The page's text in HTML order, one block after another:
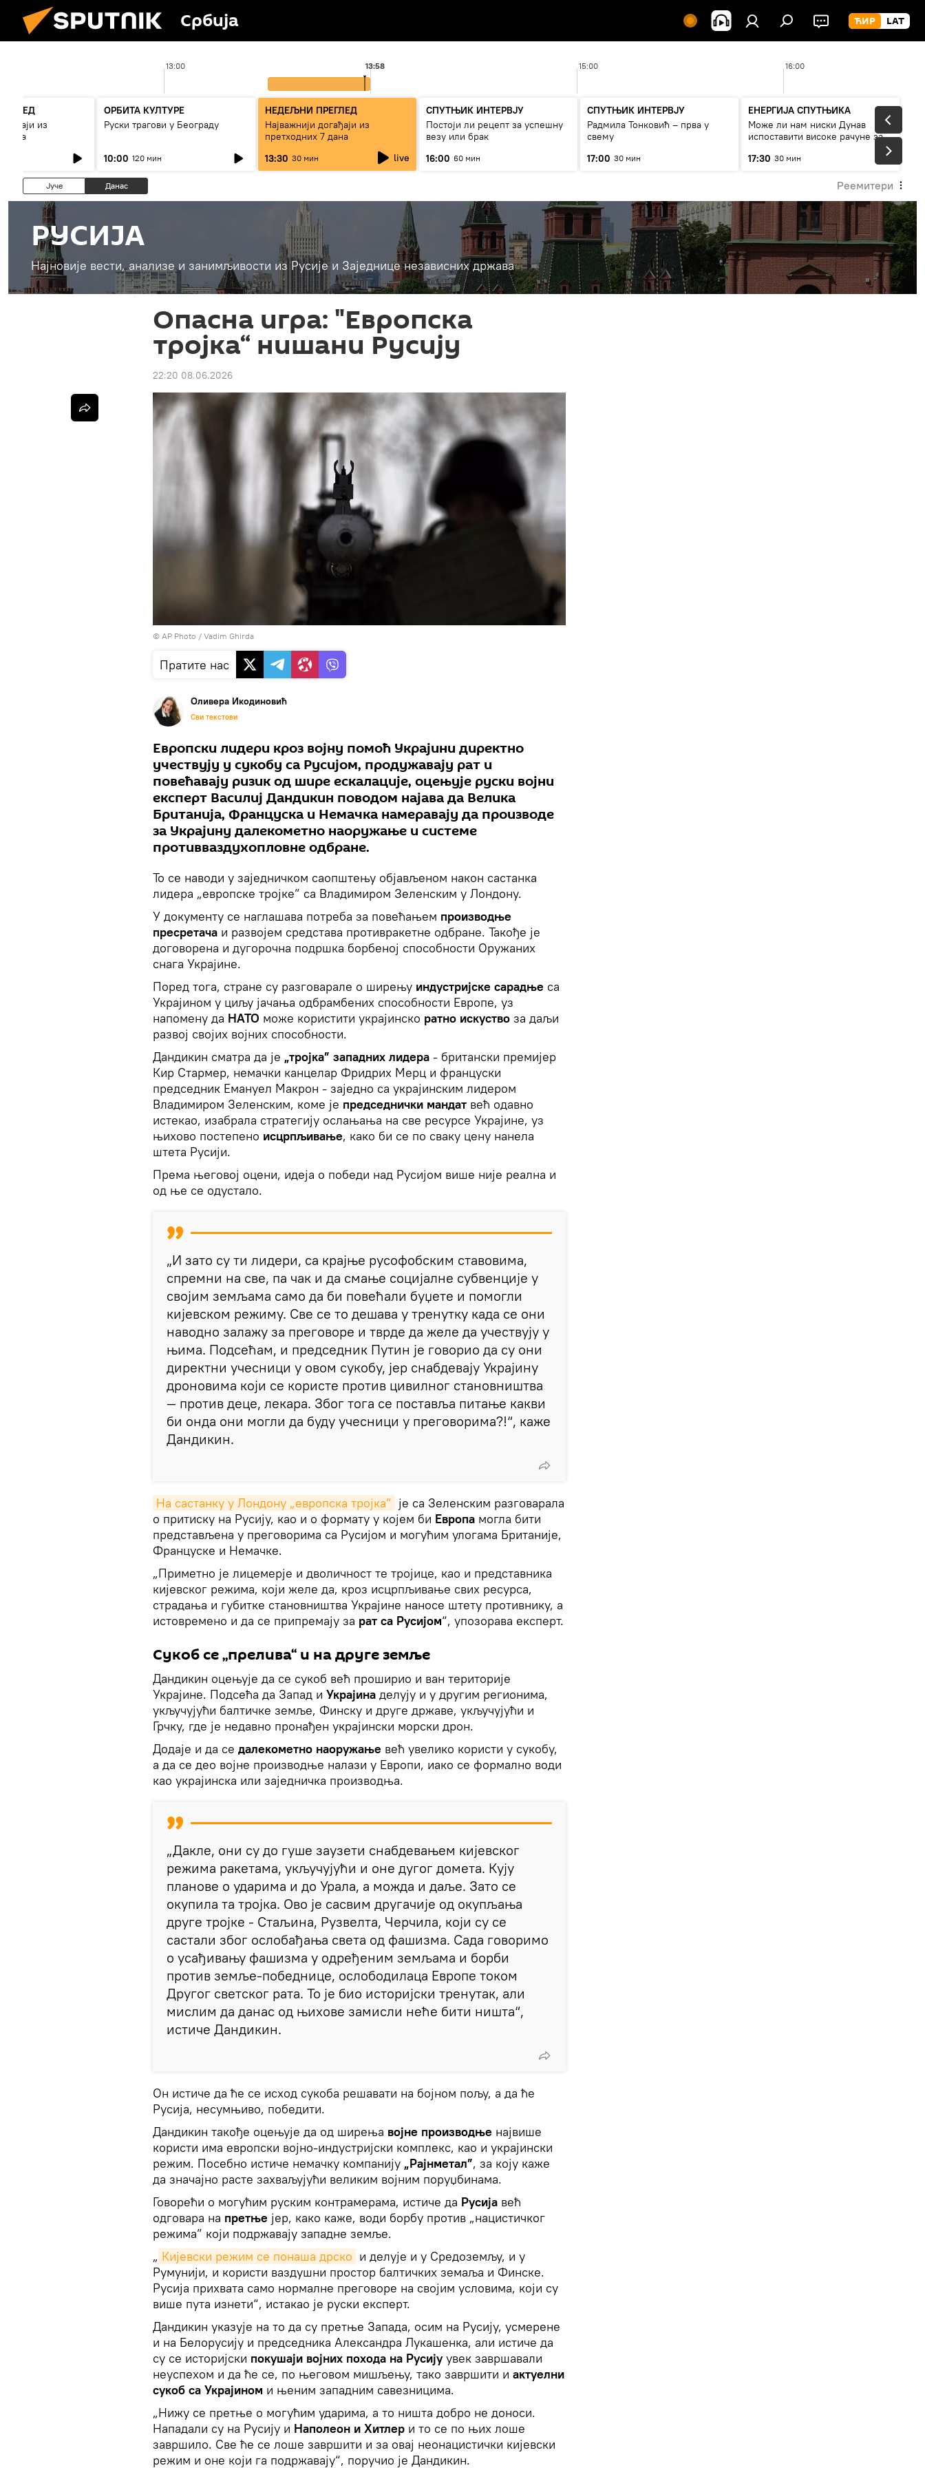
Србија
13:00 15:00 16:00
13:58
из
дана
ОРБИТА КУЛТУРЕ
Руски трагови у Београду
10:00 120 мин
НЕДЕЉНИ ПРЕГЛЕД
Најважнији догађаји из
претходних 7 дана
13:30 30 мин live
СПУТЊИК ИНТЕРВЈУ
Постоји ли рецепт за успешну
везу или брак
16:00 60 мин
СПУТЊИК ИНТЕРВЈУ
Радмила Тонковић – прва у
свему
17:00 30 мин
ЕНЕРГИЈА СПУТЊИКА
Може ли нам ниски Дунав
испоставити високе рачуне за
17:30 30 мин
Јуче Данас Реемитери
РУСИЈА
Најновије вести, анализе и занимљивости из Русије и Заједнице независних држава
Опасна игра: "Европска
тројка“ нишани Русију
22:20 08.06.2026
© AP Photo / Vadim Ghirda
Пратите нас
Оливера Икодиновић
Сви текстови
Европски лидери кроз војну помоћ Украјини директно
учествују у сукобу са Русијом, продужавају рат и
повећавају ризик од шире ескалације, оцењује руски војни
експерт Василиј Дандикин поводом најава да Велика
Британија, Француска и Немачка намеравају да производе
за Украјину далекометно наоружање и системе
противваздухопловне одбране.
То се наводи у заједничком саопштењу објављеном након састанка
лидера „европске тројке” са Влaдимиром Зеленским у Лондону.
У документу се наглашава потреба за повећањем производње
пресретача и развојем средстава противракетне одбране. Такође је
договорена и дугорочна подршка борбеној способности Оружаних
снага Украјине.
Поред тога, стране су разговарале о ширењу индустријске сарадње са
Украјином у циљу јачања одбрамбених способности Европе, уз
напомену да НАТО може користити украјинско ратно искуство за даљи
развој својих војних способности.
Дандикин сматра да је „тројка” западних лидера - британски премијер
Кир Стармер, немачки канцелар Фридрих Мерц и француски
председник Емануел Макрон - заједно са украјинским лидером
Владимиром Зеленским, коме је председнички мандат већ одавно
истекао, изабрала стратегију ослањања на све ресурсе Украјине, уз
њихово постепено исцрпљивање, како би се по сваку цену нанела
штета Русији.
Према његовој оцени, идеја о победи над Русијом више није реална и
од ње се одустало.
„И зато су ти лидери, са крајње русофобским ставовима,
спремни на све, па чак и да смање социјалне субвенције у
својим земљама само да би повећали буџете и помогли
кијевском режиму. Све се то дешава у тренутку када се они
наводно залажу за преговоре и тврде да желе да учествују у
њима. Подсећам, и председник Путин је говорио да су они
директни учесници у овом сукобу, јер снабдевају Украјину
дроновима који се користе против цивилног становништва
— против деце, лекара. Због тога се поставља питање какви
би онда они могли да буду учесници у преговорима?!“, каже
Дандикин.
На састанку у Лондону „европска тројка” је са Зеленским разговарала
о притиску на Русију, као и о формату у којем би Европа могла бити
представљена у преговорима са Русијом и могућим улогама Британије,
Француске и Немачке.
„Приметно је лицемерје и дволичност те тројице, као и представника
кијевског режима, који желе да, кроз исцрпљивање свих ресурса,
страдања и губитке становништва Украјине наносе штету противнику, а
истовремено и да се припремају за рат са Русијом“, упозорава експерт.
Сукоб се „прелива“ и на друге земље
Дандикин оцењује да се сукоб већ проширио и ван територије
Украјине. Подсећа да Запад и Украјина делују и у другим регионима,
укључујући балтичке земље, Финску и друге државе, укључујући и
Грчку, где је недавно пронађен украјински морски дрон.
Додаје и да се далекометно наоружање већ увелико користи у сукобу,
а да се део војне производње налази у Европи, иако се формално води
као украјинска или заједничка производња.
„Дакле, они су до гуше заузети снабдевањем кијевског
режима ракетама, укључујући и оне дугог домета. Кују
планове о ударима и до Урала, а можда и даље. Зато се
окупила та тројка. Ово је сасвим другачије од окупљања
друге тројке - Стаљина, Рузвелта, Черчила, који су се
састали због ослобађања света од фашизма. Сада говоримо
о усађивању фашизма у одређеним земљама и борби
против земље-победнице, ослободилаца Европе током
Другог светског рата. То је био историјски тренутак, али
мислим да данас од њихове замисли неће бити ништа“,
истиче Дандикин.
Он истиче да ће се исход сукоба решавати на бојном пољу, а да ће
Русија, несумњиво, победити.
Дандикин такође оцењује да од ширења војне производње највише
користи има европски војно-индустријски комплекс, као и украјински
режим. Посебно истиче немачку компанију „Рајнметал”, за коју каже
да значајно расте захваљујући великим војним поруџбинама.
Говорећи о могућим руским контрамерама, истиче да Русија већ
одговара на претње јер, како каже, води борбу против „нацистичког
режима” који подржавају западне земље.
„ Кијевски режим се понаша дрско и делује и у Средоземљу, и у
Румунији, и користи ваздушни простор балтичких земаља и Финске.
Русија прихвата само нормалне преговоре на својим условима, који су
више пута изнети“, истакао је руски експерт.
Дандикин указује на то да су претње Запада, осим на Русију, усмерене
и на Белорусију и председника Александра Лукашенка, али истиче да
су се историјски покушаји војних похода на Русијуувек завршавали
неуспехом и да ће се, по његовом мишљењу, тако завршити и актуелни
сукоб са Украјином и њеним западним савезницима.
„Нижу се претње о могућим ударима, а то ништа добро не доноси.
Нападали су на Русију и Наполеон и Хитлер и то се по њих лоше
завршило. Све ће се лоше завршити и за овај неонацистички кијевски
режим и оне који га подржавају“, поручио је Дандикин.